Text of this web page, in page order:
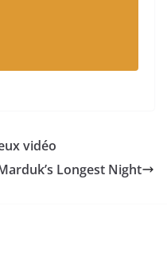
vidéo
Longest Night